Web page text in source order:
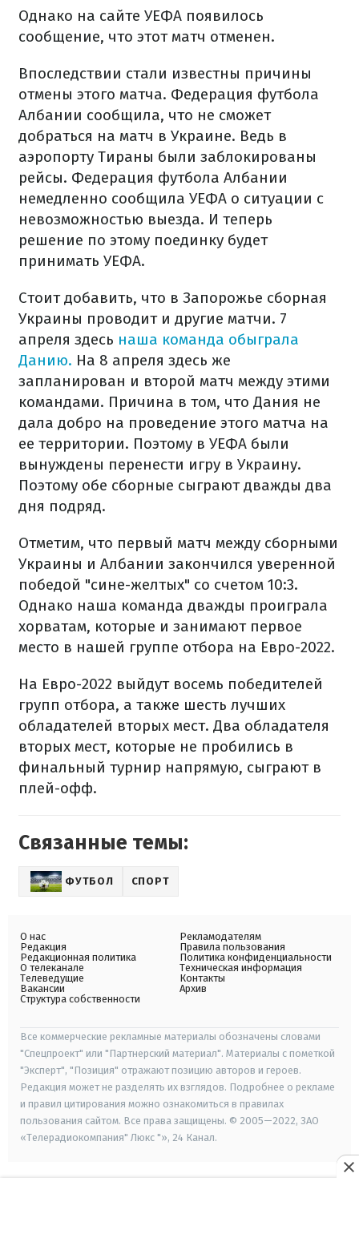
Однако на сайте УЕФА появилось
сообщение, что этот матч отменен.
Впоследствии стали известны причины
отмены этого матча. Федерация футбола
Албании сообщила, что не сможет
добраться на матч в Украине. Ведь в
аэропорту Тираны были заблокированы
рейсы. Федерация футбола Албании
немедленно сообщила УЕФА о ситуации с
невозможностью выезда. И теперь
решение по этому поединку будет
принимать УЕФА.
Стоит добавить, что в Запорожье сборная
Украины проводит и другие матчи. 7
апреля здесь наша команда обыграла
Данию. На 8 апреля здесь же
запланирован и второй матч между этими
командами. Причина в том, что Дания не
дала добро на проведение этого матча на
ее территории. Поэтому в УЕФА были
вынуждены перенести игру в Украину.
Поэтому обе сборные сыграют дважды два
дня подряд.
Отметим, что первый матч между сборными
Украины и Албании закончился уверенной
победой "сине-желтых" со счетом 10:3.
Однако наша команда дважды проиграла
хорватам, которые и занимают первое
место в нашей группе отбора на Евро-2022.
На Евро-2022 выйдут восемь победителей
групп отбора, а также шесть лучших
обладателей вторых мест. Два обладателя
вторых мест, которые не пробились в
финальный турнир напрямую, сыграют в
плей-офф.
Связанные темы:
ФУТБОЛ СПОРТ
О нас
Редакция
Редакционная политика
О телеканале
Телеведущие
Вакансии
Структура собственности
Рекламодателям
Правила пользования
Политика конфиденциальности
Техническая информация
Контакты
Архив
Все коммерческие рекламные материалы обозначены словами
"Спецпроект" или "Партнерский материал". Материалы с пометкой
"Эксперт", "Позиция" отражают позицию авторов и героев.
Редакция может не разделять их взглядов. Подробнее о рекламе
и правил цитирования можно ознакомиться в правилах
пользования сайтом. Все права защищены. © 2005—2022, ЗАО
«Телерадиокомпания" Люкс "», 24 Канал.